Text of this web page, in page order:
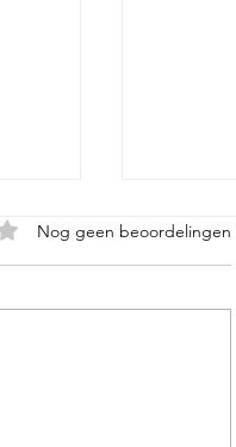
met 0 uit 5 sterren.
Nog geen beoordelingen